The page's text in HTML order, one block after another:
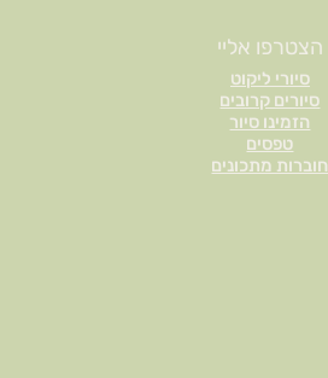
סיורי ליקוט
סיורים קרובים
הזמינו סיור
טפסים
חוברות מתכונים
הצטרפו אליי